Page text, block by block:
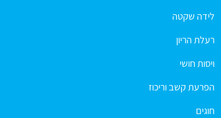
לידה שקטה
רעלת הריון
ויסות חושי
הפרעת קשב וריכוז
חוגים